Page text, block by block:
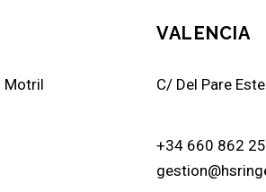
Motril
VALENCIA
C/ Del Pare
+34 660 862